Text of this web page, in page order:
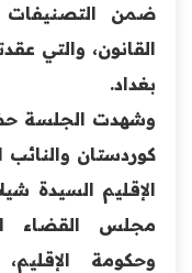
ضمن التصنيفات
القانون، والتي
بغداد.
وشهدت الجلسة
كوردستان
الإقليم السيدة
مجلس القضاء
وحكومة